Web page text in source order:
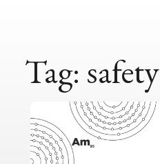
Tag: safety